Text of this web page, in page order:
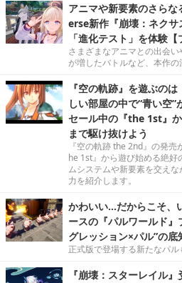
アニマや新要素のさら
erse新作『崩壊：ネク
「進化テスト」を体験【
さまざまなアニマとの出会
が増したバトルなど、本作の
『空の軌跡』を遊ぶの
しい部屋の中で“青い空
セール中の『the 1st』
まで駆け抜けよう
『空の軌跡 the 2nd』の発
he 1st』から遊び始める絶好
ムシステムや新要素を交え
力を紹介します。
かわいい…だからこそ、
ースの『パルワールド
グレッション×パル”の
正式版で登場する新たなパル
『崩壊：スターレイル